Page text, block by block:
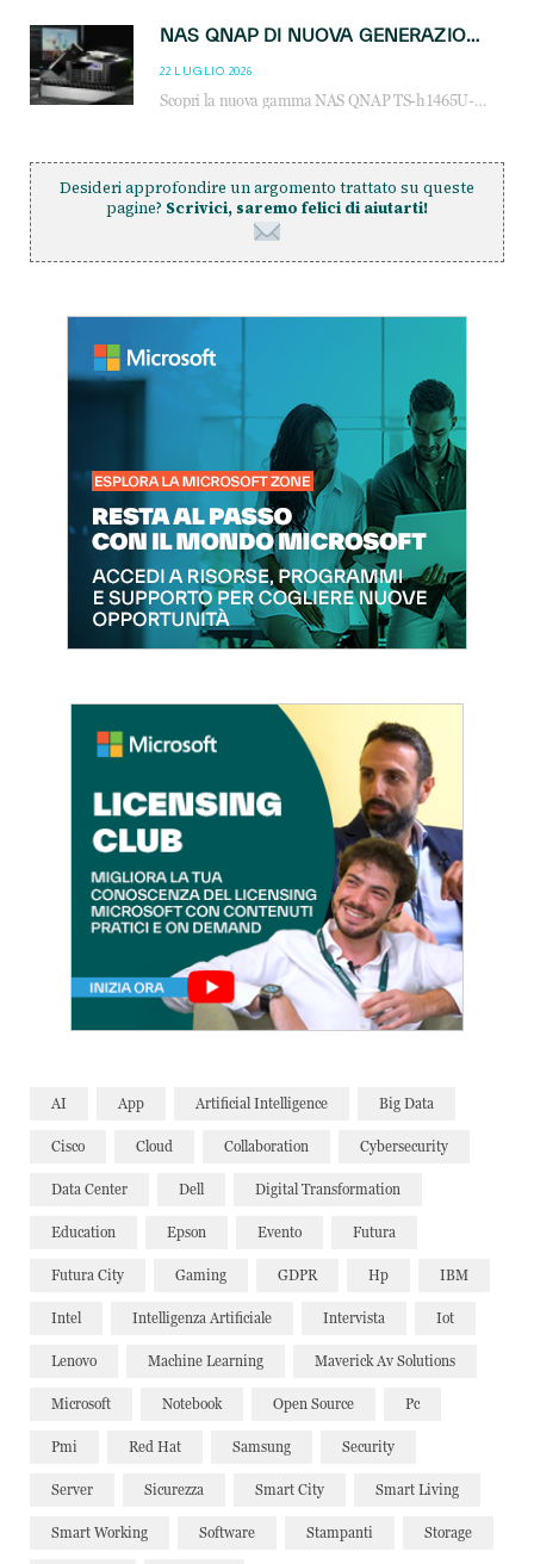
NAS QNAP DI NUOVA GENERAZIONE: PIÙ PRESTAZIONI, SCALABILITÀ E PROTEZIONE DEI DATI PER LE INFRASTRUTTURE IT MODERNE
22 LUGLIO 2026
Scopri la nuova gamma NAS QNAP TS-h1465U-RP, TS-h1065eU e TS-h665U: storage aziendale con ZFS, DDR5, E1.S NVMe e connettività 2.5GbE per backup, virtualizzazione e cybersecurity.
Desideri approfondire un argomento trattato su queste
pagine? Scrivici, saremo felici di aiutarti!
AI App Artificial Intelligence Big Data
Cisco Cloud Collaboration Cybersecurity
Data Center Dell Digital Transformation
Education Epson Evento Futura
Futura City Gaming GDPR Hp IBM
Intel Intelligenza Artificiale Intervista Iot
Lenovo Machine Learning Maverick Av Solutions
Microsoft Notebook Open Source Pc
Pmi Red Hat Samsung Security
Server Sicurezza Smart City Smart Living
Smart Working Software Stampanti Storage